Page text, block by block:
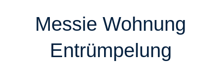
Messie Wohnung
Entrümpelung